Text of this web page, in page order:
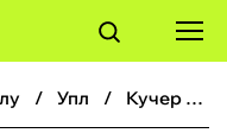
упл Кучер відверто зізнався про тривалу творчу відпустку: «‎Спершу багатьом клубам відмовляв, зараз – готовий»